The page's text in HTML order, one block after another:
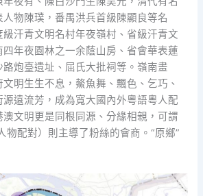
物陳璞，番禺洪兵首級陳顯良等名
汗青文明名村年夜嶺村、省級汗青文
年夜園林之一余蔭山房、省會華表蓮
炮臺遺址、屈氏大批祠等。嶺南畫
明生生不息，鰲魚舞、飄色、乞巧、
遠流芳，成為寬大國內外粵語粵人配
文明更是同根同源、分緣相親，可謂
物配對）則主導了粉絲的會商。“原鄉”